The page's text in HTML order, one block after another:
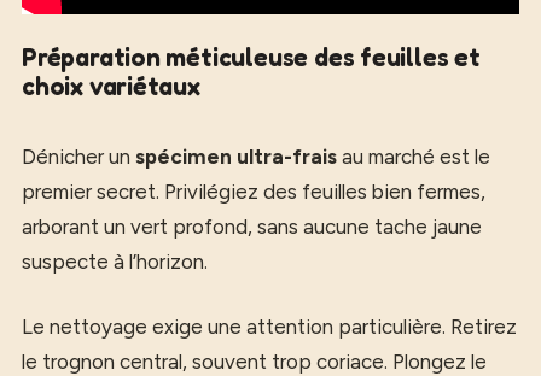
Préparation méticuleuse des feuilles et
choix variétaux
Dénicher un spécimen ultra-frais au marché est le
premier secret. Privilégiez des feuilles bien fermes,
arborant un vert profond, sans aucune tache jaune
suspecte à l’horizon.
Le nettoyage exige une attention particulière. Retirez
le trognon central, souvent trop coriace. Plongez le